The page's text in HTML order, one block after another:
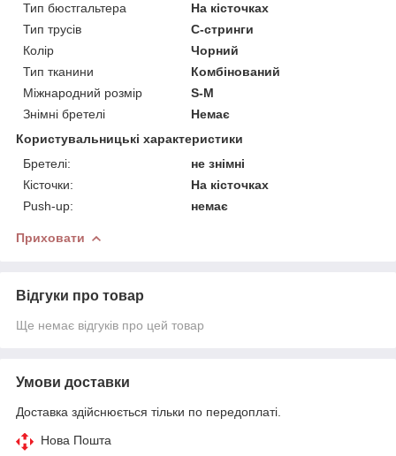
Тип бюстгальтера
На кісточках
Тип трусів
C-стринги
Колір
Чорний
Тип тканини
Комбінований
Міжнародний розмір
S-M
Знімні бретелі
Немає
Користувальницькі характеристики
Бретелі:
не знімні
Кісточки:
На кісточках
Push-up:
немає
Приховати
Відгуки про товар
Ще немає відгуків про цей товар
Умови доставки
Доставка здійснюється тільки по передоплаті.
Нова Пошта